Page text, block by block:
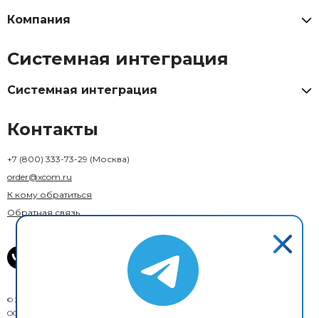
Компания
Системная интеграция
Системная интеграция
Контакты
+7 (800) 333-73-29 (Москва)
order@xcom.ru
К кому обратиться
Обратная связь
© 2018–2026 X-Com. Все права защищены.
ООО "М-инвест"